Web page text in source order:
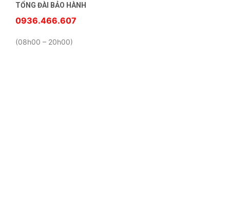
TỔNG ĐÀI BẢO HÀNH
0936.466.607
(08h00 – 20h00)